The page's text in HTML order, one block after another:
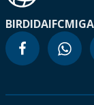
BIRDIDAIFCMIGA